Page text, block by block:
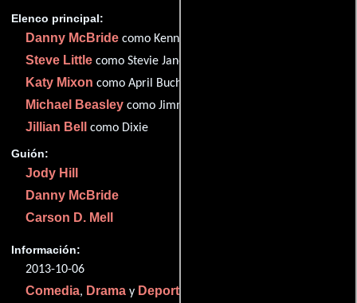
Elenco principal:
Danny McBride como Kenny Powers
Steve Little como Stevie Janowski
Katy Mixon como April Buchanon
Michael Beasley como Jimmy Clay
Jillian Bell como Dixie
Guión:
Jody Hill
Danny McBride
Carson D. Mell
Información:
2013-10-06
Comedia, Drama y Deporte